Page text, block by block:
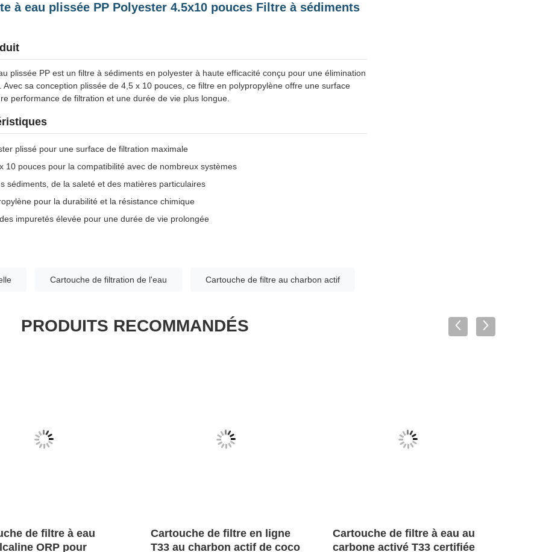
à eau plissée PP Polyester 4.5x10 pouces Filtre à sédiments
plissée PP est un filtre à sédiments en polyester à haute efficacité conçu pour une élimination
Avec sa conception plissée de 4,5 x 10 pouces, ce filtre en polypropylène offre une surface
performance de filtration et une durée de vie plus longue.
plissé pour une surface de filtration maximale
10 pouces pour la compatibilité avec de nombreux systèmes
sédiments, de la saleté et des matières particulaires
pour la durabilité et la résistance chimique
impuretés élevée pour une durée de vie prolongée
Cartouche de filtration de l'eau Cartouche de filtre au charbon actif
PRODUITS RECOMMANDÉS
de filtre à eau
ORP pour
Cartouche de filtre en ligne
T33 au charbon actif de coco
Cartouche de filtre à eau au
carbone activé T33 certifiée